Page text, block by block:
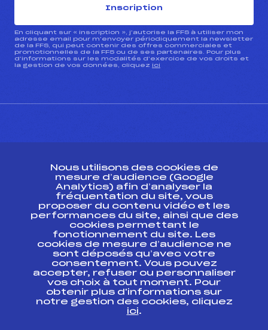
Inscription
En cliquant sur « inscription », j’autorise la FFS à utiliser mon
adresse email pour m’envoyer périodiquement la newsletter
de la FFS, qui peut contenir des offres commerciales et
promotionnelles de la FFS ou de ses partenaires. Pour plus
d’informations sur les modalités d’exercice de vos droits et
la gestion de vos données, cliquez ici
Ressources
Pass’Neige
Projet sportif fédéral
Projet de performance fédéral
Antidopage
Pôle Développement, Formation, Suivi
Scientifique
Listes ministérielles
Pôle vie de l’athlète
Enseignement professionnel
Nous utilisons des cookies de
mesure d’audience (Google
Analytics) afin d’analyser la
fréquentation du site, vous
proposer du contenu vidéo et les
performances du site, ainsi que des
cookies permettant le
fonctionnement du site. Les
cookies de mesure d’audience ne
sont déposés qu’avec votre
consentement. Vous pouvez
accepter, refuser ou personnaliser
vos choix à tout moment. Pour
obtenir plus d'informations sur
notre gestion des cookies, cliquez
ici.